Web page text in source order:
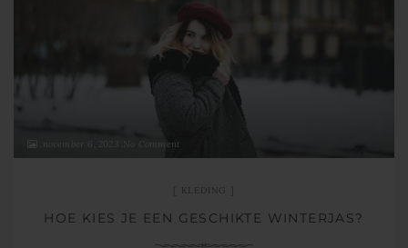
No Comment
KLEDING
HOE KIES JE EEN GESCHIKTE WINTERJAS?